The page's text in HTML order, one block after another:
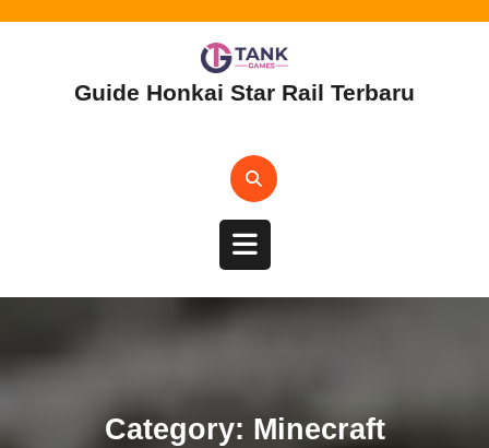
Guide Honkai Star Rail Terbaru
Category: Minecraft